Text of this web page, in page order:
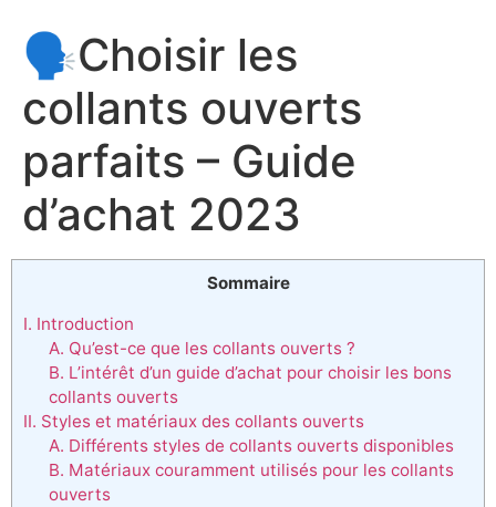
🗣Choisir les
collants ouverts
parfaits – Guide
d’achat 2023
Sommaire
I. Introduction
A. Qu’est-ce que les collants ouverts ?
B. L’intérêt d’un guide d’achat pour choisir les bons
collants ouverts
II. Styles et matériaux des collants ouverts
A. Différents styles de collants ouverts disponibles
B. Matériaux couramment utilisés pour les collants
ouverts